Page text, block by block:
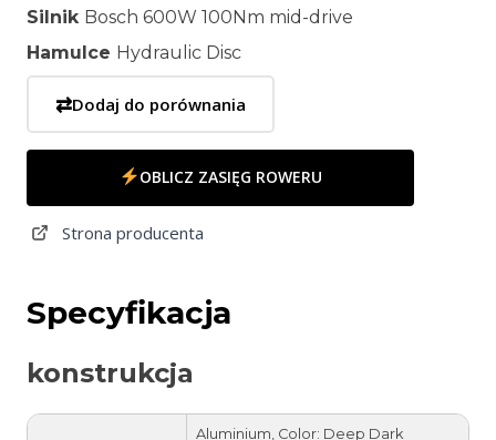
Silnik Bosch 600W 100Nm mid-drive
Hamulce Hydraulic Disc
⇄Dodaj do porównania
OBLICZ ZASIĘG ROWERU
Strona producenta
Specyfikacja
konstrukcja
Aluminium, Color: Deep Dark